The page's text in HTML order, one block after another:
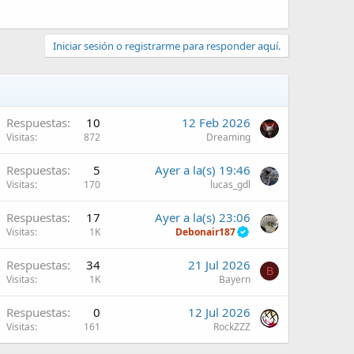
Iniciar sesión o registrarme para responder aquí.
Respuestas 10
Visitas 872
12 Feb 2026
Dreaming
Respuestas 5
Visitas 170
Ayer a la(s) 19:46
lucas_gdl
Respuestas 17
Visitas 1K
Ayer a la(s) 23:06
Debonair187
Respuestas 34
Visitas 1K
21 Jul 2026
Bayern
B
Respuestas 0
Visitas 161
12 Jul 2026
RockZZZ